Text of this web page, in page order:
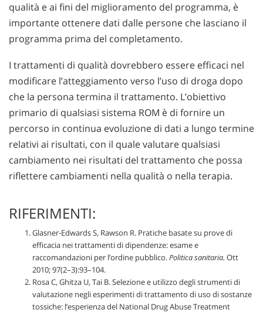
qualità e ai fini del miglioramento del programma, è
importante ottenere dati dalle persone che lasciano il
programma prima del completamento.
I trattamenti di qualità dovrebbero essere efficaci nel
modificare l’atteggiamento verso l’uso di droga dopo
che la persona termina il trattamento. L’obiettivo
primario di qualsiasi sistema ROM è di fornire un
percorso in continua evoluzione di dati a lungo termine
relativi ai risultati, con il quale valutare qualsiasi
cambiamento nei risultati del trattamento che possa
riflettere cambiamenti nella qualità o nella terapia.
RIFERIMENTI:
Glasner-Edwards S, Rawson R. Pratiche basate su prove di
efficacia nei trattamenti di dipendenze: esame e
raccomandazioni per l’ordine pubblico.Politica sanitaria. Ott
2010; 97(2–3):93–104.
Rosa C, Ghitza U, Tai B. Selezione e utilizzo degli strumenti di
valutazione negli esperimenti di trattamento di uso di sostanze
tossiche: l’esperienza del National Drug Abuse Treatment